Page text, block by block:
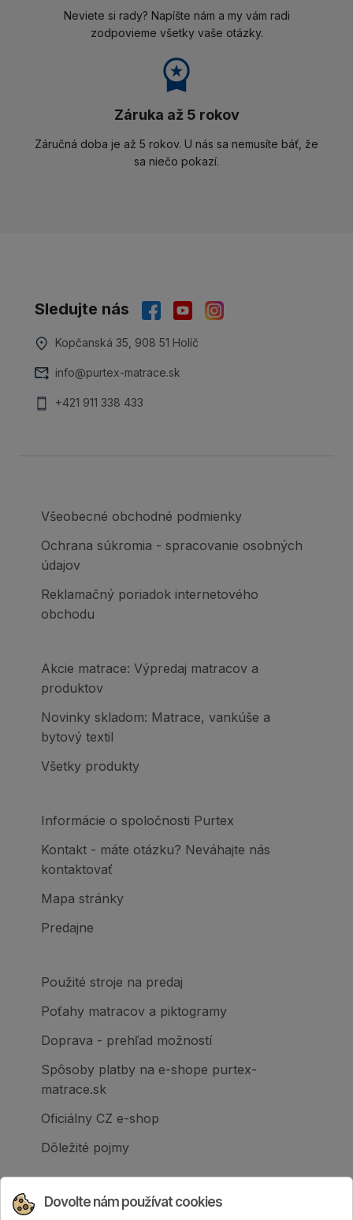
Neviete si rady? Napíšte nám a my vám radi
zodpovieme všetky vaše otázky.
Záruka až 5 rokov
Záručná doba je až 5 rokov. U nás sa nemusíte báť, že
sa niečo pokazí.
Sledujte nás
Kopčanská 35, 908 51 Holíč
info@purtex-matrace.sk
+421 911 338 433
Všeobecné obchodné podmienky
Ochrana súkromia - spracovanie osobných
údajov
Reklamačný poriadok internetového
obchodu
Akcie matrace: Výpredaj matracov a
produktov
Novinky skladom: Matrace, vankúše a
bytový textil
Všetky produkty
Informácie o spoločnosti Purtex
Kontakt - máte otázku? Neváhajte nás
kontaktovať
Mapa stránky
Predajne
Použité stroje na predaj
Poťahy matracov a piktogramy
Doprava - prehľad možností
Spôsoby platby na e-shope purtex-
matrace.sk
Oficiálny CZ e-shop
Dôležité pojmy
Dovolte nám používat cookies